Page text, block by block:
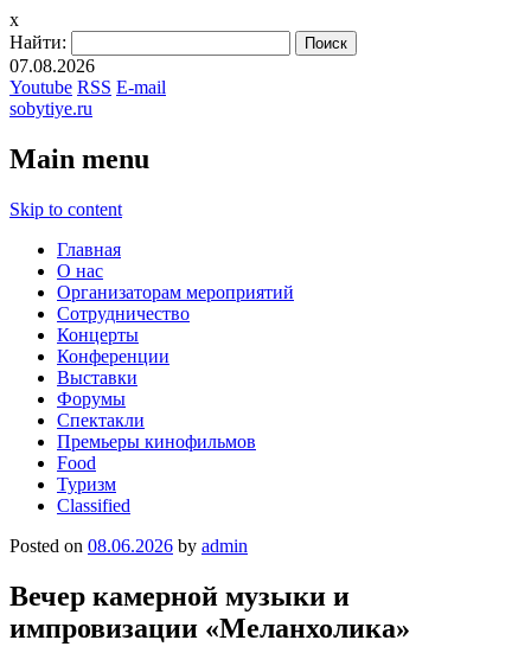
x
Найти:
07.08.2026
Youtube RSS E-mail
sobytiye.ru
Main menu
Skip to content
Главная
О нас
Организаторам мероприятий
Сотрудничество
Концерты
Конференции
Выставки
Форумы
Спектакли
Премьеры кинофильмов
Food
Туризм
Сlassified
Posted on 08.06.2026 by admin
Вечер камерной музыки и
импровизации «Меланхолика»